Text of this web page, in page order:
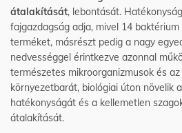
átalakítását, lebontását.
fajgazdagság adja, mivel 14
terméket, másrészt pedig a nagy
nedvességgel érintkezve azonnal
természetes mikroorganizmusok és
környezetbarát, biológiai úton növelik
hatékonyságát és a kellemetlen
átalakítását.